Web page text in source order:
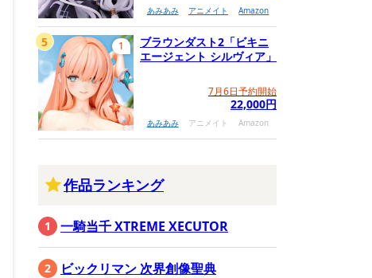
あみあみ アニメイト Amazon
ブラウンダスト2「ビキニ
エージェント シルヴィア」
7月6日予約開始
22,000円
あみあみ アニメイト Amazon
1
5
作品ランキング
一騎当千 XTREME XECUTOR
ビックリマン 次界創像聖典